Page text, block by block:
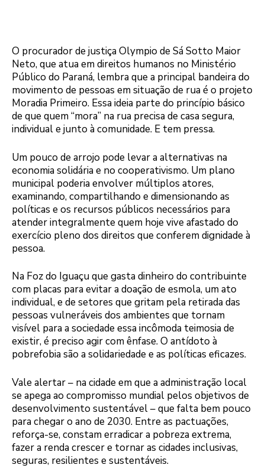
O procurador de justiça Olympio de Sá Sotto Maior
Neto, que atua em direitos humanos no Ministério
Público do Paraná, lembra que a principal bandeira do
movimento de pessoas em situação de rua é o projeto
Moradia Primeiro. Essa ideia parte do princípio básico
de que quem “mora” na rua precisa de casa segura,
individual e junto à comunidade. E tem pressa.
Um pouco de arrojo pode levar a alternativas na
economia solidária e no cooperativismo. Um plano
municipal poderia envolver múltiplos atores,
examinando, compartilhando e dimensionando as
políticas e os recursos públicos necessários para
atender integralmente quem hoje vive afastado do
exercício pleno dos direitos que conferem dignidade à
pessoa.
Na Foz do Iguaçu que gasta dinheiro do contribuinte
com placas para evitar a doação de esmola, um ato
individual, e de setores que gritam pela retirada das
pessoas vulneráveis dos ambientes que tornam
visível para a sociedade essa incômoda teimosia de
existir, é preciso agir com ênfase. O antídoto à
pobrefobia são a solidariedade e as políticas eficazes.
Vale alertar – na cidade em que a administração local
se apega ao compromisso mundial pelos objetivos de
desenvolvimento sustentável – que falta bem pouco
para chegar o ano de 2030. Entre as pactuações,
reforça-se, constam erradicar a pobreza extrema,
fazer a renda crescer e tornar as cidades inclusivas,
seguras, resilientes e sustentáveis.